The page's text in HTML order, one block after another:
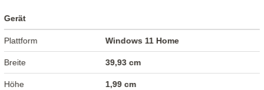
Gerät
Plattform Windows 11 Home
Breite 39,93 cm
Höhe 1,99 cm